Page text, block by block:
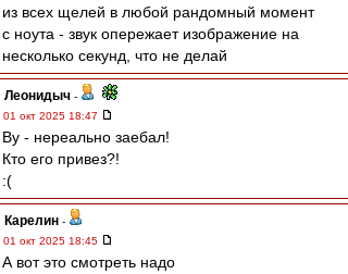
из всех щелей в любой рандомный момент
с ноута - звук опережает изображение на
несколько секунд, что не делай
Леонидыч -
01 окт 2025 18:47
Ву - нереально заебал!
Кто его привез?!
:(
Карелин -
01 окт 2025 18:45
А вот это смотреть надо